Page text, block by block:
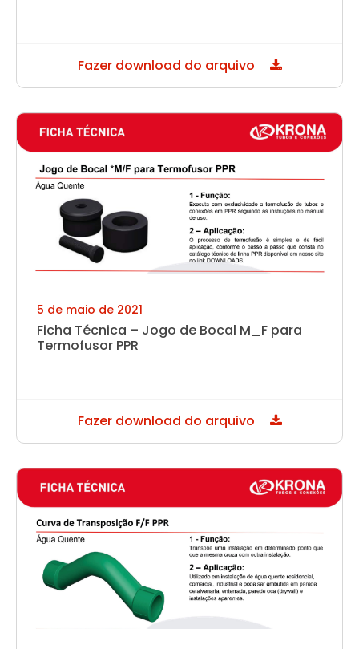
Fazer download do arquivo
5 de maio de 2021
Ficha Técnica – Jogo de Bocal M_F para
Termofusor PPR
Fazer download do arquivo